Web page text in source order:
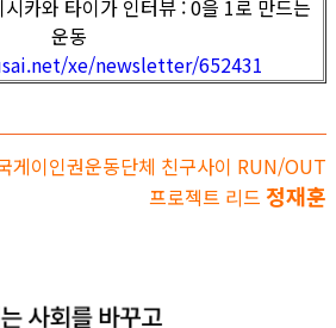
카와 타이가 인터뷰 : 0을 1로 만드는
운동
xe/newsletter/652431
게이인권운동단체 친구사이 RUN/OUT
프로젝트 리드 정재훈